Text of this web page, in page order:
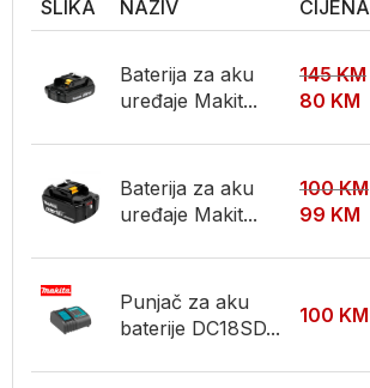
SLIKA NAZIV CIJENA
Baterija za aku
uređaje Makit...
145KM
80 KM
Baterija za aku
uređaje Makit...
100KM
99 KM
Punjač za aku
baterije DC18SD...
100 KM